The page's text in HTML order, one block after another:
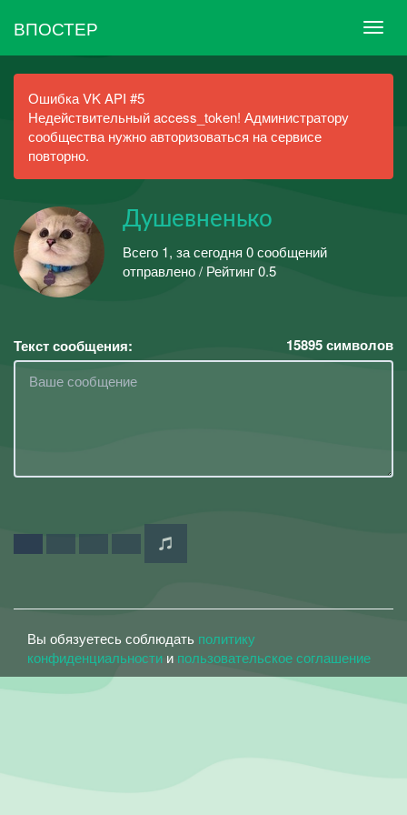
ВПОСТЕР
Ошибка VK API #5
Недействительный access_token! Администратору
сообщества нужно авторизоваться на сервисе
повторно.
Душевненько
Всего 1, за сегодня 0 сообщений
отправлено / Рейтинг 0.5
Текст сообщения: 15895символов
Вы обязуетесь соблюдать политику
конфиденциальности и пользовательское соглашение